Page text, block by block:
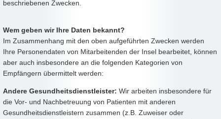
beschriebenen Zwecken.
Wem geben wir Ihre Daten bekannt?
Im Zusammenhang mit den oben aufgeführten Zwecken werden
Ihre Personendaten von Mitarbeitenden der Insel bearbeitet, können
aber auch insbesondere an die folgenden Kategorien von
Empfängern übermittelt werden:
Andere Gesundheitsdienstleister: Wir arbeiten insbesondere für
die Vor- und Nachbetreuung von Patienten mit anderen
Gesundheitsdienstleistern zusammen (z.B. Zuweiser oder